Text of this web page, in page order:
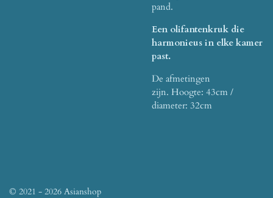
pand.
Een olifantenkruk die
harmonieus in elke kamer
past.
De afmetingen
zijn. Hoogte: 43cm /
diameter: 32cm
© 2021 - 2026 Asianshop